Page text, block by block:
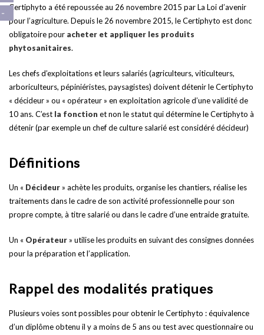
Certiphyto a été repoussée au 26 novembre 2015 par La Loi d’avenir
pour l’agriculture. Depuis le 26 novembre 2015, le Certiphyto est donc
obligatoire pour acheter et appliquer les produits
phytosanitaires.
Les chefs d’exploitations et leurs salariés (agriculteurs, viticulteurs,
arboriculteurs, pépiniéristes, paysagistes) doivent détenir le Certiphyto
« décideur » ou « opérateur » en exploitation agricole d’une validité de
10 ans. C’est la fonction et non le statut qui détermine le Certiphyto à
détenir (par exemple un chef de culture salarié est considéré décideur)
Définitions
Un « Décideur » achète les produits, organise les chantiers, réalise les
traitements dans le cadre de son activité professionnelle pour son
propre compte, à titre salarié ou dans le cadre d’une entraide gratuite.
Un « Opérateur » utilise les produits en suivant des consignes données
pour la préparation et l’application.
Rappel des modalités pratiques
Plusieurs voies sont possibles pour obtenir le Certiphyto : équivalence
d’un diplôme obtenu il y a moins de 5 ans ou test avec questionnaire ou